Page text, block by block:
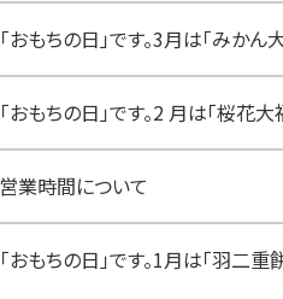
もちの日」です。3月は「みかん大
もちの日」です。2 月は「桜花大
業時間について
もちの日」です。1月は「羽二重餅